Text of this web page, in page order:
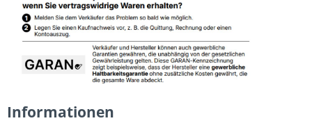
Informationen